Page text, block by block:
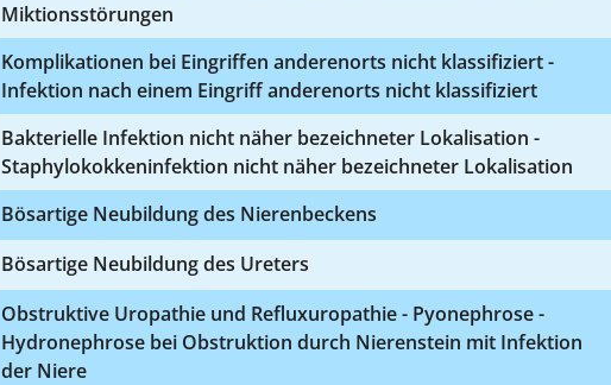
Miktionsstörungen
Komplikationen bei Eingriffen anderenorts nicht klassifiziert -
Infektion nach einem Eingriff anderenorts nicht klassifiziert
Bakterielle Infektion nicht näher bezeichneter Lokalisation -
Staphylokokkeninfektion nicht näher bezeichneter Lokalisation
Bösartige Neubildung des Nierenbeckens
Bösartige Neubildung des Ureters
Obstruktive Uropathie und Refluxuropathie - Pyonephrose -
Hydronephrose bei Obstruktion durch Nierenstein mit Infektion
der Niere